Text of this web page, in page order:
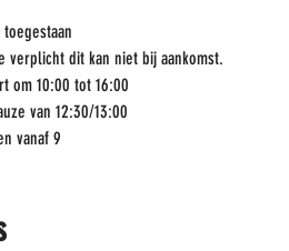
verplicht dit kan niet bij aankomst.
om 10:00 tot 16:00
van 12:30/13:00
vanaf 9